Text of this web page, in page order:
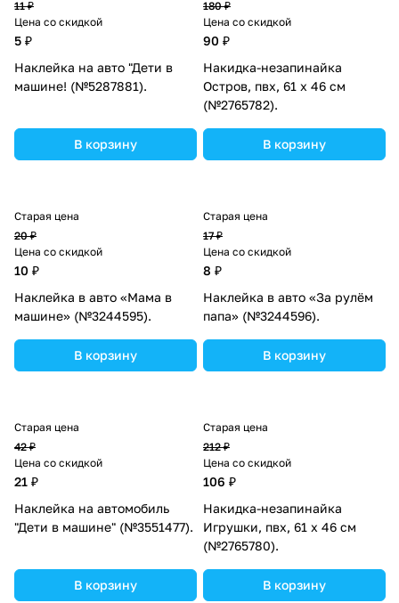
11 ₽
Цена со скидкой
5 ₽
Наклейка на авто "Дети в
машине! (№5287881).
В корзину
180 ₽
Цена со скидкой
90 ₽
Накидка-незапинайка
Остров, пвх, 61 х 46 см
(№2765782).
В корзину
Старая цена
20 ₽
Цена со скидкой
10 ₽
Наклейка в авто «Мама в
машине» (№3244595).
В корзину
Старая цена
17 ₽
Цена со скидкой
8 ₽
Наклейка в авто «За рулём
папа» (№3244596).
В корзину
Старая цена
42 ₽
Цена со скидкой
21 ₽
Наклейка на автомобиль
"Дети в машине" (№3551477).
В корзину
Старая цена
212 ₽
Цена со скидкой
106 ₽
Накидка-незапинайка
Игрушки, пвх, 61 х 46 см
(№2765780).
В корзину